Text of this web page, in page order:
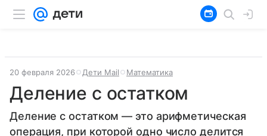
20 февраля 2026 Дети Mail Математика
Деление с остатком
Деление с остатком — это арифметическая
операция, при которой одно число делится